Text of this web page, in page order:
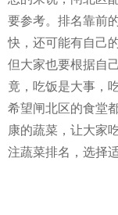
要参考。排名靠前
快，还可能有自己
但大家也要根据自
竟，吃饭是大事，
希望闸北区的食堂
康的蔬菜，让大家
注蔬菜排名，选择